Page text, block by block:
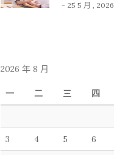
- 25 5 月 , 2026
2026 年 8 月
一 二 三 四
3 4 5 6